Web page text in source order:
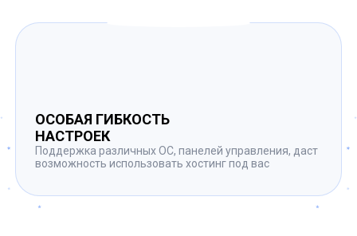
ОСОБАЯ ГИБКОСТЬ
НАСТРОЕК
Поддержка различных ОС, панелей управления, даст
возможность использовать хостинг под вас